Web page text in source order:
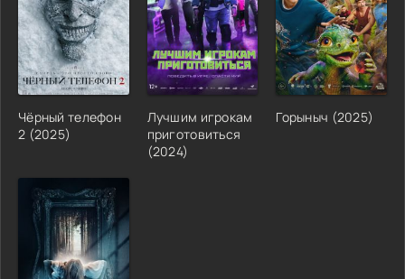
Чёрный телефон
2 (2025)
Лучшим игрокам
приготовиться
(2024)
Горыныч (2025)